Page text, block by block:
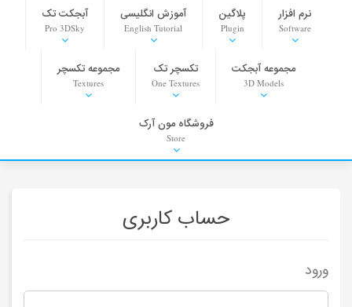
نرم افزار
Software
پلاگین
Plugin
آموزش انگلیسی
English Tutorial
آبجکت تک
Pro 3DSky
مجموعه آبجکت
3D Models
تکسچر تک
One Textures
مجموعه تکسچر
Textures
PNG-PSD
فروشگاه مون آرک
Store
حساب کاربری
ورود